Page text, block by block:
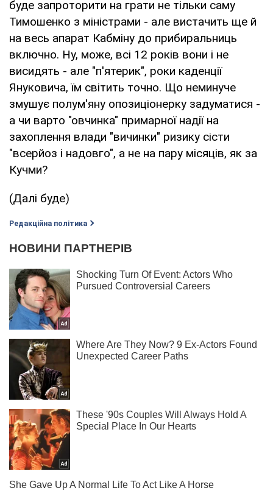
буде запроторити на грати не тільки саму
Тимошенко з міністрами - але вистачить ще й
на весь апарат Кабміну до прибиральниць
включно. Ну, може, всі 12 років вони і не
висидять - але "п'ятерик", роки каденції
Януковича, їм світить точно. Що неминуче
змушує полум'яну опозиціонерку задуматися -
а чи варто "овчинка" примарної надії на
захоплення влади "вичинки" ризику сісти
"всерйоз і надовго", а не на пару місяців, як за
Кучми?
(Далі буде)
Редакційна політика